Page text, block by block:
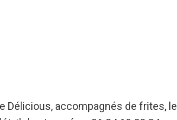
Délicious, accompagnés de frites,